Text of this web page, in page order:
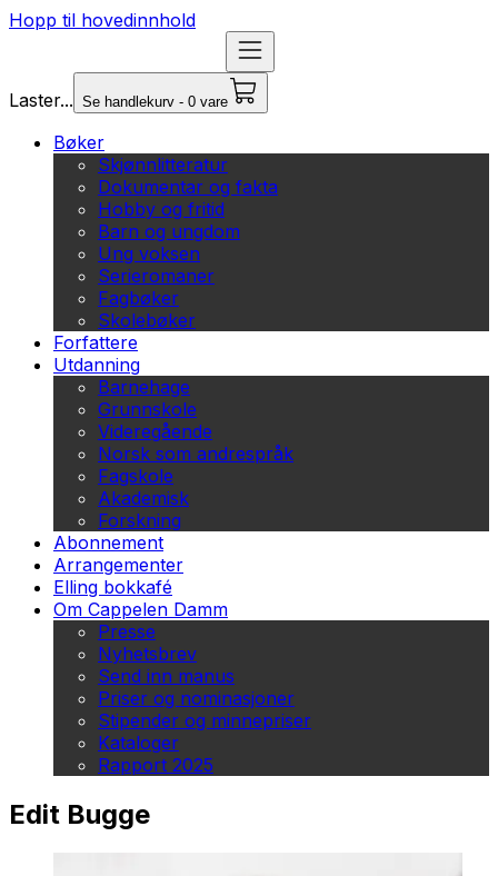
Hopp til hovedinnhold
Laster... Se handlekurv - 0 vare
Bøker
Skjønnlitteratur
Dokumentar og fakta
Hobby og fritid
Barn og ungdom
Ung voksen
Serieromaner
Fagbøker
Skolebøker
Forfattere
Utdanning
Barnehage
Grunnskole
Videregående
Norsk som andrespråk
Fagskole
Akademisk
Forskning
Abonnement
Arrangementer
Elling bokkafé
Om Cappelen Damm
Presse
Nyhetsbrev
Send inn manus
Priser og nominasjoner
Stipender og minnepriser
Kataloger
Rapport 2025
Edit Bugge